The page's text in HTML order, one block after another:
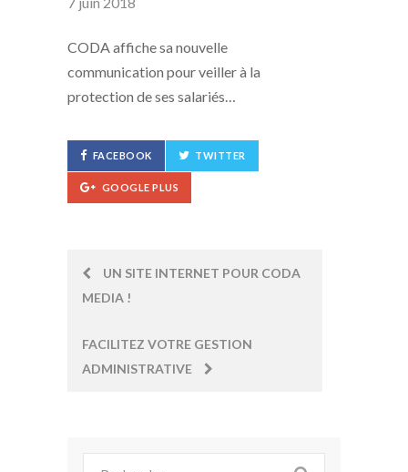
CODA affiche sa nouvelle
communication pour veiller à la
protection de ses salariés…
FACEBOOK TWITTER
GOOGLE PLUS
PostUN SITE INTERNET POUR CODA
MEDIA !
FACILITEZ VOTRE GESTION
ADMINISTRATIVE